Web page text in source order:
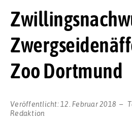
Zoo Dortmund
Veröffentlicht: 12. Februar 2018
Redaktion